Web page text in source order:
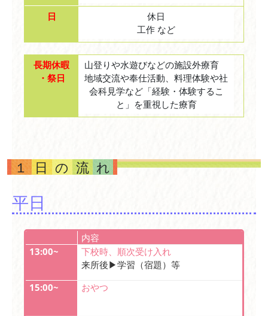
日
休日
工作 など
長期休暇
・祭日
山登りや水遊びなどの施設外療育
地域交流や奉仕活動、料理体験や社
会科見学など「経験・体験するこ
と」を重視した療育
１日の流れ
平日
内容
13:00~
下校時、順次受け入れ
来所後▶︎学習（宿題）等
15:00~
おやつ